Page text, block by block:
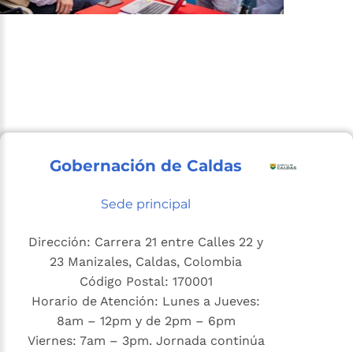
Gobernación de Caldas
Sede principal
Dirección: Carrera 21 entre Calles 22 y
23 Manizales, Caldas, Colombia
Código Postal: 170001
Horario de Atención: Lunes a Jueves:
8am – 12pm y de 2pm – 6pm
Viernes: 7am – 3pm. Jornada continúa